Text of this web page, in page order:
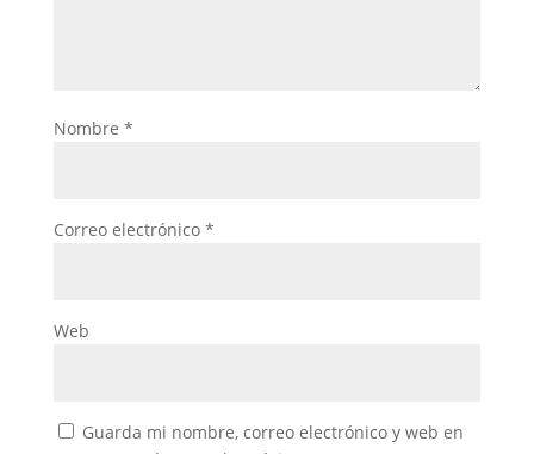
Nombre *
Correo electrónico *
Web
Guarda mi nombre, correo electrónico y web en